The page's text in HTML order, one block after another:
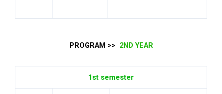
PROGRAM >> 2ND YEAR
1st semester